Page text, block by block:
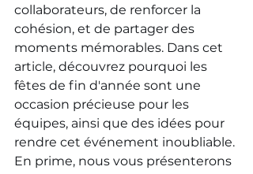
collaborateurs, de renforcer la
cohésion, et de partager des
moments mémorables. Dans cet
article, découvrez pourquoi les
fêtes de fin d'année sont une
occasion précieuse pour les
équipes, ainsi que des idées pour
rendre cet événement inoubliable.
En prime, nous vous présenterons